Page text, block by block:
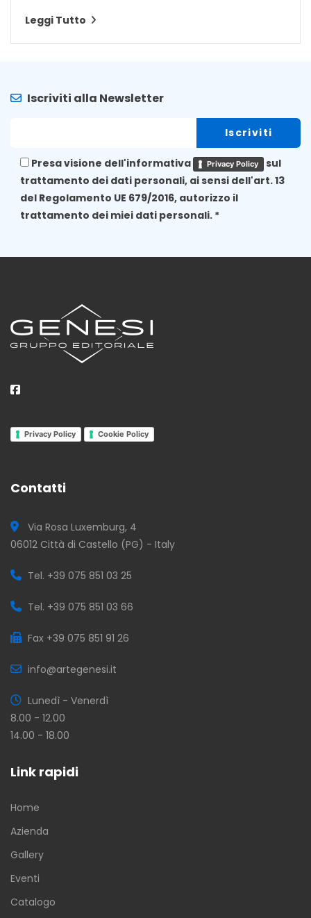
Leggi Tutto
Iscriviti alla Newsletter
Presa visione dell'informativa Privacy Policy
sul
trattamento dei dati personali, ai sensi dell'art. 13
del Regolamento UE 679/2016, autorizzo il
trattamento dei miei dati personali. *
Privacy Policy Cookie Policy
Contatti
Via Rosa Luxemburg, 4
06012 Città di Castello (PG) - Italy
Tel. +39 075 851 03 25
Tel. +39 075 851 03 66
Fax +39 075 851 91 26
info@artegenesi.it
Lunedì - Venerdì
8.00 - 12.00
14.00 - 18.00
Link rapidi
Home
Azienda
Gallery
Eventi
Catalogo